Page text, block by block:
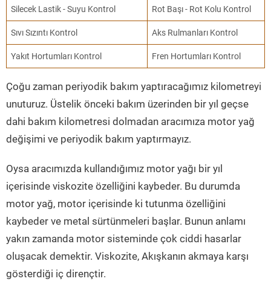
Silecek Lastik - Suyu Kontrol Rot Başı - Rot Kolu Kontrol
Sıvı Sızıntı Kontrol Aks Rulmanları Kontrol
Yakıt Hortumları Kontrol Fren Hortumları Kontrol
Çoğu zaman periyodik bakım yaptıracağımız kilometreyi
unuturuz. Üstelik önceki bakım üzerinden bir yıl geçse
dahi bakım kilometresi dolmadan aracımıza motor yağ
değişimi ve periyodik bakım yaptırmayız.
Oysa aracımızda kullandığımız motor yağı bir yıl
içerisinde viskozite özelliğini kaybeder. Bu durumda
motor yağ, motor içerisinde ki tutunma özelliğini
kaybeder ve metal sürtünmeleri başlar. Bunun anlamı
yakın zamanda motor sisteminde çok ciddi hasarlar
oluşacak demektir. Viskozite, Akışkanın akmaya karşı
gösterdiği iç dirençtir.